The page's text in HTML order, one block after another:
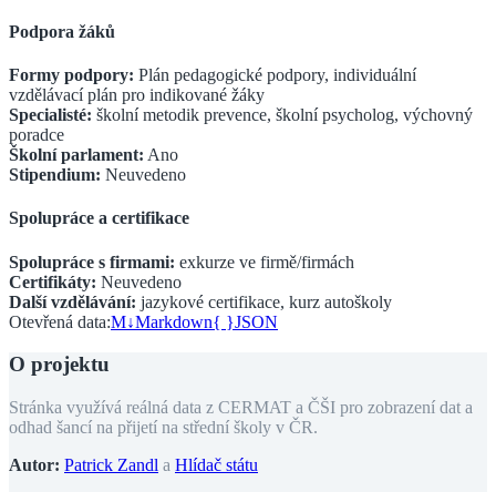
Podpora žáků
Formy podpory: Plán pedagogické podpory, individuální
vzdělávací plán pro indikované žáky
Specialisté: školní metodik prevence, školní psycholog, výchovný
poradce
Školní parlament: Ano
Stipendium: Neuvedeno
Spolupráce a certifikace
Spolupráce s firmami: exkurze ve firmě/firmách
Certifikáty: Neuvedeno
Další vzdělávání: jazykové certifikace, kurz autoškoly
Otevřená data:M↓Markdown{ }JSON
O projektu
Stránka využívá reálná data z CERMAT a ČŠI pro zobrazení dat a
odhad šancí na přijetí na střední školy v ČR.
Autor: Patrick Zandl a Hlídač státu